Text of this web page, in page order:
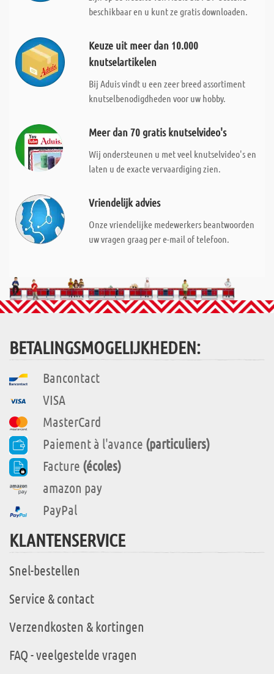
beschikbaar en u kunt ze gratis downloaden.
Keuze uit meer dan 10.000
knutselartikelen
Bij Aduis vindt u een zeer breed assortiment
knutselbenodigdheden voor uw hobby.
Meer dan 70 gratis knutselvideo's
Wij ondersteunen u met veel knutselvideo's en
laten u de exacte vervaardiging zien.
Vriendelijk advies
Onze vriendelijke medewerkers beantwoorden
uw vragen graag per e-mail of telefoon.
BETALINGSMOGELIJKHEDEN:
Bancontact
VISA
MasterCard
Paiement à l'avance (particuliers)
Facture (écoles)
amazon pay
PayPal
KLANTENSERVICE
Snel-bestellen
Service & contact
Verzendkosten & kortingen
FAQ - veelgestelde vragen